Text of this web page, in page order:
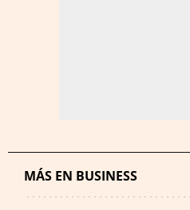
MÁS EN BUSINESS